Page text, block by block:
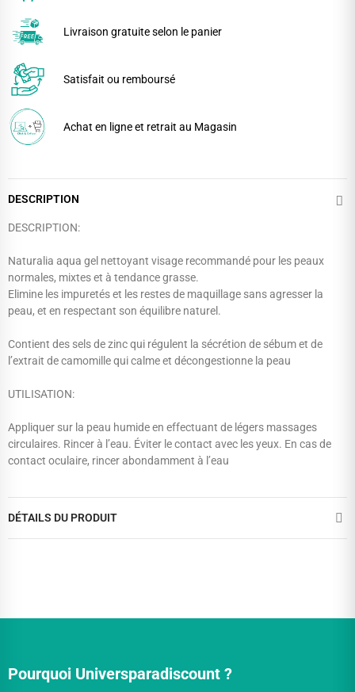
Livraison gratuite selon le panier
Satisfait ou remboursé
Achat en ligne et retrait au Magasin
DESCRIPTION
DESCRIPTION:
Naturalia aqua gel nettoyant visage recommandé pour les peaux
normales, mixtes et à tendance grasse.
Elimine les impuretés et les restes de maquillage sans agresser la
peau, et en respectant son équilibre naturel.
Contient des sels de zinc qui régulent la sécrétion de sébum et de
l’extrait de camomille qui calme et décongestionne la peau
UTILISATION:
Appliquer sur la peau humide en effectuant de légers massages
circulaires. Rincer à l’eau. Éviter le contact avec les yeux. En cas de
contact oculaire, rincer abondamment à l’eau
DÉTAILS DU PRODUIT
Pourquoi Universparadiscount ?